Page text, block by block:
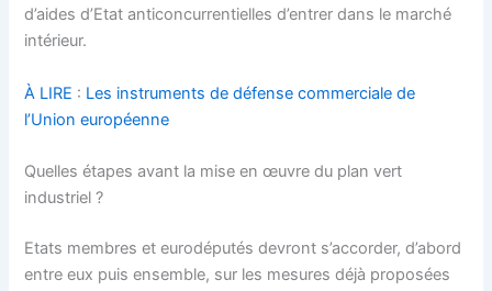
d’aides d’Etat anticoncurrentielles d’entrer dans le marché
intérieur.
À LIRE : Les instruments de défense commerciale de
l’Union européenne
Quelles étapes avant la mise en œuvre du plan vert
industriel ?
Etats membres et eurodéputés devront s’accorder, d’abord
entre eux puis ensemble, sur les mesures déjà proposées